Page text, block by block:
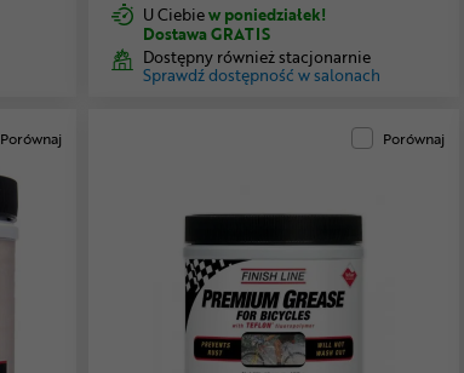
U Ciebiew poniedziałek!
Dostawa GRATIS
Dostępny również stacjonarnie
Sprawdź dostępność w salonach
Porównaj Porównaj